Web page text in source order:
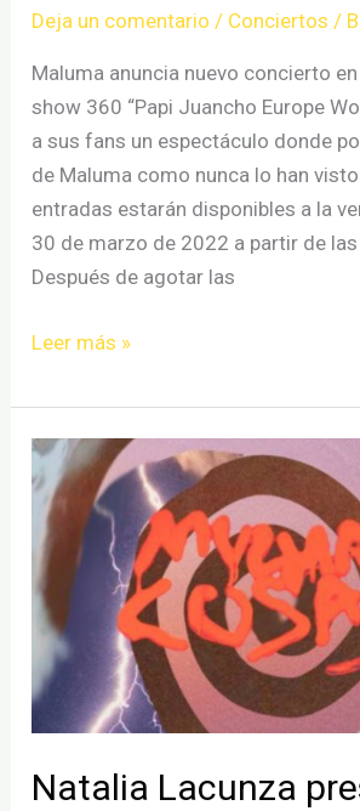
Deja un comentario / Conciertos /
Maluma anuncia nuevo concierto
show 360 “Papi Juancho Europe
a sus fans un espectáculo donde
de Maluma como nunca lo han
entradas estarán disponibles a la
30 de marzo de 2022 a partir de
Después de agotar las
Maluma
nuevo
concierto
en
Madrid
2022
Leer más »
Natalia Lacunza